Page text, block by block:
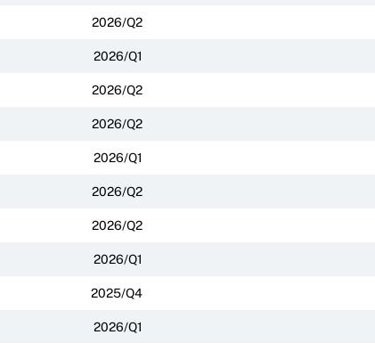
2026/Q2
2026/Q1
2026/Q2
2026/Q2
2026/Q1
2026/Q2
2026/Q2
2026/Q1
2025/Q4
2026/Q1